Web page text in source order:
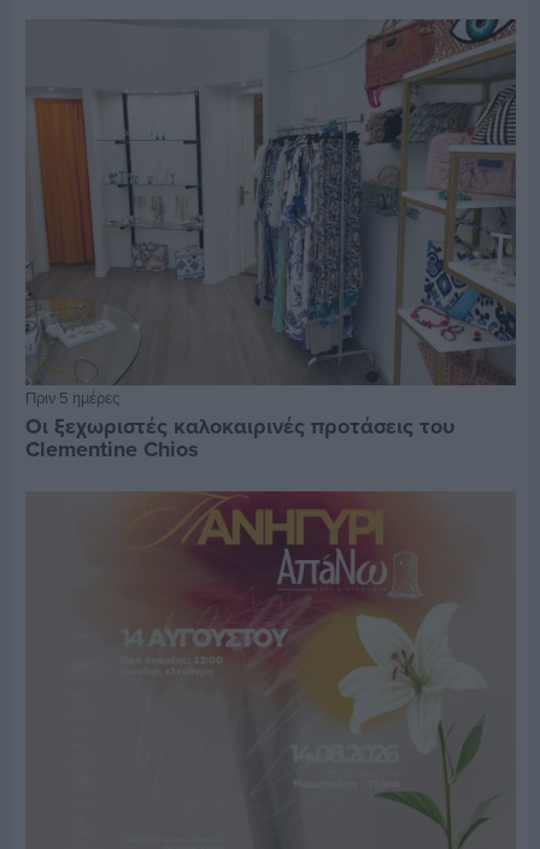
Πριν 5 ημέρες
Οι ξεχωριστές καλοκαιρινές προτάσεις του
Clementine Chios